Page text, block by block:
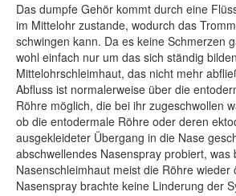
Das dumpfe Gehör kommt durch eine
im Mittelohr zustande, wodurch das
schwingen kann. Da es keine Schmerzen
wohl einfach nur um das sich ständig
Mittelohrschleimhaut, das nicht mehr
Abfluss ist normalerweise über die
Röhre möglich, die bei ihr zugeschwollen
ob die entodermale Röhre oder deren
ausgekleideter Übergang in die Nase
abschwellendes Nasenspray probiert, was
Nasenschleimhaut meist die Röhre wieder
Nasenspray brachte keine Linderung der